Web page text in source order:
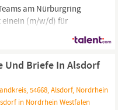
am Nürburgring
einein (m/w/d) für
bieten Ihnen: Attraktive
Wir möchten lange
Team besteht aus
Und Briefe In Alsdorf
54668, Alsdorf, Nordrhein
in Nordrhein Westfalen